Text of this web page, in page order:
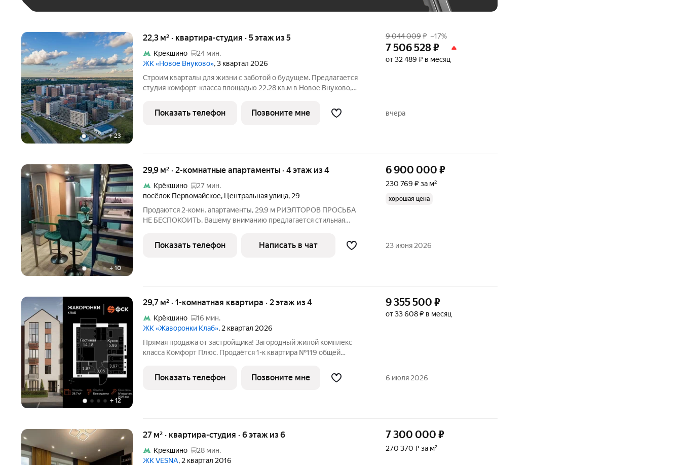
+23
22,3 м² · квартира-студия · 5 этаж из 5
Крёкшино
24 мин.
ЖК «Новое Внуково», 3 квартал 2026
Строим кварталы для жизни с заботой о будущем. Предлагается
студия комфорт-класса площадью 22.28 кв.м в Новое Внуково,
Застройщик сдает квартиру с отделкой в нескольких вариантах:
9 044 009₽ –17%
7 506 528₽
от 32 489 ₽ в месяц
Показать телефон Позвоните мне вчера
+ 10
29,9 м² · 2-комнатные апартаменты · 4 этаж из 4
Крёкшино
27 мин.
посёлок Первомайское, Центральная улица, 29
Продаются 2-комн. апартаменты, 29,9 м РИЭЛТОРОВ ПРОСЬБА
НЕ БЕСПОКОИТЬ. Вашему вниманию предлагается стильная
км от МКАД по Киевскому шоссе, посёлок Первомайское) в
комплексе малоэтажных
6 900 000 ₽
230 769 ₽ за м²
хорошая цена
Показать телефон Написать в чат 23 июня 2026
+ 12
29,7 м² · 1-комнатная квартира · 2 этаж из 4
Крёкшино
16 мин.
ЖК «Жаворонки Клаб», 2 квартал 2026
Прямая продажа от застройщика! Загородный жилой комплекс
класса Комфорт Плюс. Продаётся 1-к квартира №119 общей
Расположение комплекса: Для создания гармоничного
пространства в проекте
9 355 500 ₽
от 33 608 ₽ в месяц
Показать телефон Позвоните мне 6 июля 2026
27 м² · квартира-студия · 6 этаж из 6
Крёкшино
28 мин.
ЖК VESNA, 2 квартал 2016
7 300 000 ₽
270 370 ₽ за м²